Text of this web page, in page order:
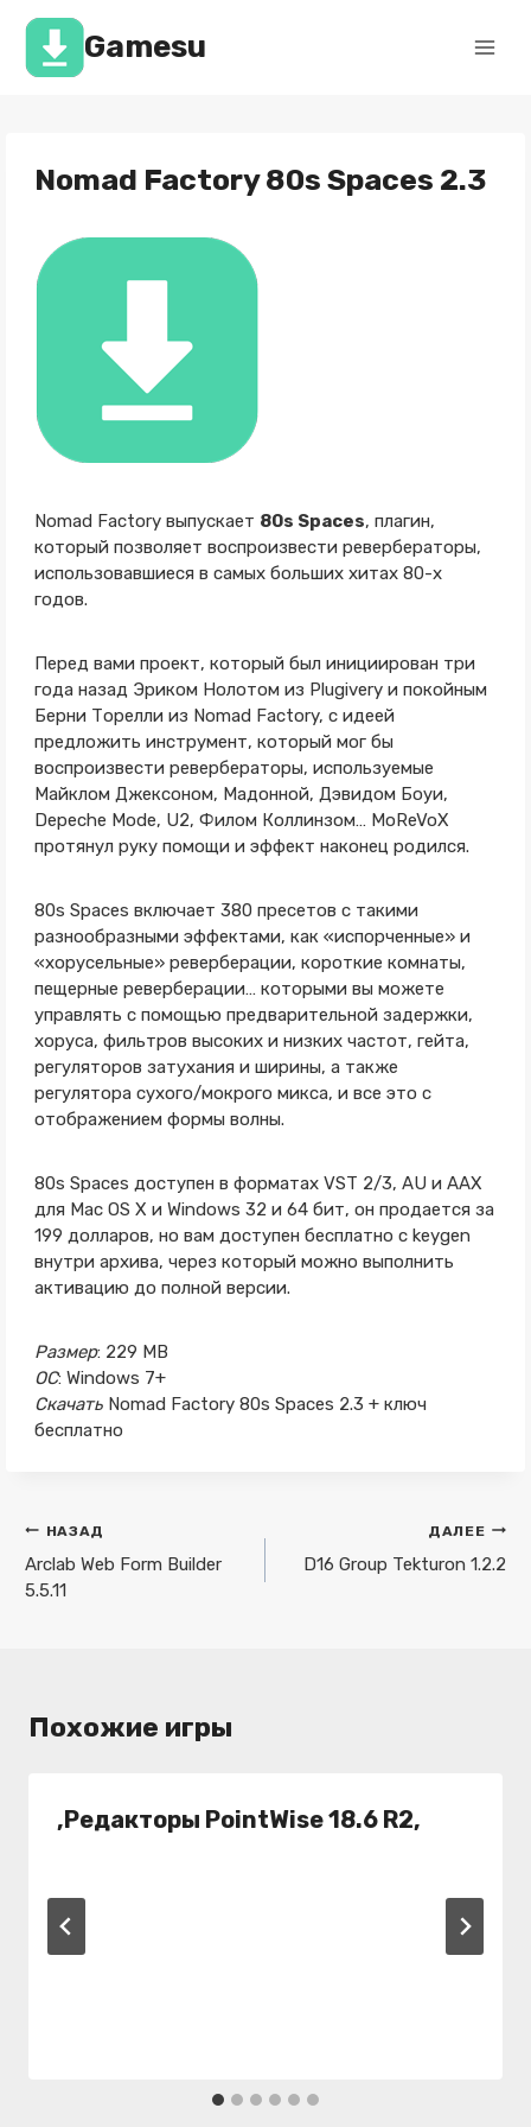
Перейти
содержимомуGamesu
Nomad Factory 80s Spaces 2.3
Nomad Factory выпускает 80s Spaces, плагин,
который позволяет воспроизвести ревербераторы,
использовавшиеся в самых больших хитах 80-х
годов.
Перед вами проект, который был инициирован три
года назад Эриком Нолотом из Plugivery и покойным
Берни Торелли из Nomad Factory, с идеей
предложить инструмент, который мог бы
воспроизвести ревербераторы, используемые
Майклом Джексоном, Мадонной, Дэвидом Боуи,
Depeche Mode, U2, Филом Коллинзом… MoReVoX
протянул руку помощи и эффект наконец родился.
80s Spaces включает 380 пресетов с такими
разнообразными эффектами, как «испорченные» и
«хорусельные» реверберации, короткие комнаты,
пещерные реверберации… которыми вы можете
управлять с помощью предварительной задержки,
хоруса, фильтров высоких и низких частот, гейта,
регуляторов затухания и ширины, а также
регулятора сухого/мокрого микса, и все это с
отображением формы волны.
80s Spaces доступен в форматах VST 2/3, AU и AAX
для Mac OS X и Windows 32 и 64 бит, он продается за
199 долларов, но вам доступен бесплатно с keygen
внутри архива, через который можно выполнить
активацию до полной версии.
Размер: 229 MB
ОС: Windows 7+
Скачать Nomad Factory 80s Spaces 2.3 + ключ
бесплатно
Навигация
по
записям
НАЗАД
Arclab Web Form Builder
5.5.11
ДАЛЕЕ
D16 Group Tekturon 1.2.2
Похожие игры
,Редакторы PointWise 18.6 R2,